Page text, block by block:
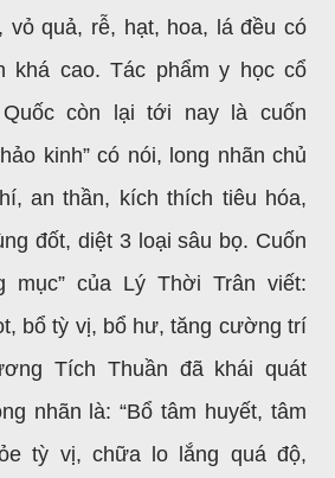
vỏ quả, rễ, hạt, hoa, lá đều có
khá cao. Tác phẩm y học cổ
còn lại tới nay là cuốn
kinh” có nói, long nhãn chủ
an thần, kích thích tiêu hóa,
đốt, diệt 3 loại sâu bọ. Cuốn
mục” của Lý Thời Trân viết:
bổ tỳ vị, bổ hư, tăng cường trí
Tích Thuần đã khái quát
nhãn là: “Bổ tâm huyết, tâm
tỳ vị, chữa lo lắng quá độ,